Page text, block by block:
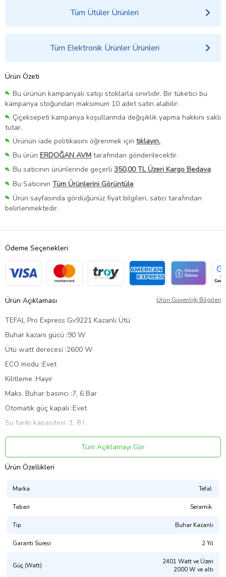
Tüm Ütüler Ürünleri
Tüm Elektronik Ürünler Ürünleri
Ürün Özeti
Bu ürünün kampanyalı satışı stoklarla sınırlıdır. Bir tüketici bu
kampanya stoğundan maksimum 10 adet satın alabilir.
Çiçeksepeti kampanya koşullarında değişiklik yapma hakkını saklı
tutar.
Ürünün iade politikasını öğrenmek için tıklayın.
Bu ürün ERDOĞAN AVM tarafından gönderilecektir.
Bu satıcının ürünlerinde geçerli 350,00 TL Üzeri Kargo Bedava
Bu Satıcının Tüm Ürünlerini Görüntüle
Ürün sayfasında gördüğünüz fiyat bilgileri, satıcı tarafından
belirlenmektedir.
Ödeme Seçenekleri
Ürün Açıklaması Ürün Güvenliği Bilgileri
TEFAL Pro Express Gv9221 Kazanlı Ütü
Buhar kazanı gücü :90 W
Ütü watt derecesi :2600 W
ECO modu :Evet
Kilitleme :Hayir
Maks. Buhar basıncı :7, 6 Bar
Otomatik güç kapalı :Evet
Su tankı kapasitesi :1, 8 l
rotasyonal taban :Evet
kcm49909198
Tüm Açıklamayı Gör
Ürün Özellikleri
Marka Tefal
Taban Seramik
Tip Buhar Kazanlı
Garanti Süresi 2 Yıl
Güç (Watt)
2401 Watt ve Üzeri
2000 W ve altı